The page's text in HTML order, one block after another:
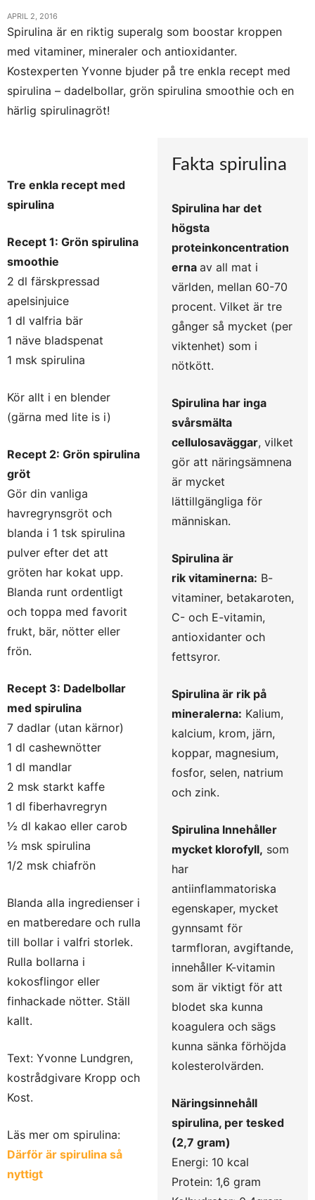
APRIL 2, 2016
Spirulina är en riktig superalg som boostar kroppen
med vitaminer, mineraler och antioxidanter.
Kostexperten Yvonne bjuder på tre enkla recept med
spirulina – dadelbollar, grön spirulina smoothie och en
härlig spirulinagröt!
Fakta spirulina
Spirulina har det
högsta
proteinkoncentration
erna av all mat i
världen, mellan 60-70
procent. Vilket är tre
gånger så mycket (per
viktenhet) som i
nötkött.
Spirulina har inga
svårsmälta
cellulosaväggar, vilket
gör att näringsämnena
är mycket
lättillgängliga för
människan.
Spirulina är
rik vitaminerna: B-
vitaminer, betakaroten,
C- och E-vitamin,
antioxidanter och
fettsyror.
Spirulina är rik på
mineralerna: Kalium,
kalcium, krom, järn,
koppar, magnesium,
fosfor, selen, natrium
och zink.
Spirulina Innehåller
mycket klorofyll, som
har
antiinflammatoriska
egenskaper, mycket
gynnsamt för
tarmfloran, avgiftande,
innehåller K-vitamin
som är viktigt för att
blodet ska kunna
koagulera och sägs
kunna sänka förhöjda
kolesterolvärden.
Näringsinnehåll
spirulina, per tesked
(2,7 gram)
Energi: 10 kcal
Protein: 1,6 gram
Tre enkla recept med
spirulina
Recept 1: Grön spirulina
smoothie
2 dl färskpressad
apelsinjuice
1 dl valfria bär
1 näve bladspenat
1 msk spirulina
Kör allt i en blender
(gärna med lite is i)
Recept 2: Grön spirulina
gröt
Gör din vanliga
havregrynsgröt och
blanda i 1 tsk spirulina
pulver efter det att
gröten har kokat upp.
Blanda runt ordentligt
och toppa med favorit
frukt, bär, nötter eller
frön.
Recept 3: Dadelbollar
med spirulina
7 dadlar (utan kärnor)
1 dl cashewnötter
1 dl mandlar
2 msk starkt kaffe
1 dl fiberhavregryn
½ dl kakao eller carob
½ msk spirulina
1/2 msk chiafrön
Blanda alla ingredienser i
en matberedare och rulla
till bollar i valfri storlek.
Rulla bollarna i
kokosflingor eller
finhackade nötter. Ställ
kallt.
Text: Yvonne Lundgren,
kostrådgivare Kropp och
Kost.
Läs mer om spirulina:
Därför är spirulina så
nyttigt